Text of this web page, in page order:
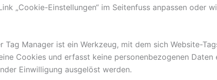
„Cookie-Einstellungen“ im Seitenfuss anpassen oder
Manager ist ein Werkzeug, mit dem sich Website-
Cookies und erfasst keine personenbezogenen Daten
Einwilligung ausgelöst werden.